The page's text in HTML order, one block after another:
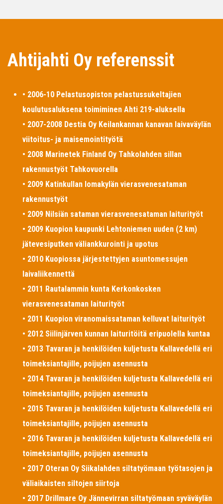
Ahtijahti Oy referenssit
• 2006-10 Pelastusopiston pelastussukeltajien
koulutusaluksena toimiminen Ahti 219-aluksella
• 2007-2008 Destia Oy Keilankannan kanavan laivaväylän
viitoitus- ja maisemointityötä
• 2008 Marinetek Finland Oy Tahkolahden sillan
rakennustyöt Tahkovuorella
• 2009 Katinkullan lomakylän vierasvenesataman
rakennustyöt
• 2009 Nilsiän sataman vierasvenesataman laiturityöt
• 2009 Kuopion kaupunki Lehtoniemen uuden (2 km)
jätevesiputken väliankkurointi ja upotus
• 2010 Kuopiossa järjestettyjen asuntomessujen
laivaliikennettä
• 2011 Rautalammin kunta Kerkonkosken
vierasvenesataman laiturityöt
• 2011 Kuopion viranomaissataman kelluvat laiturityöt
• 2012 Siilinjärven kunnan laituritöitä eripuolella kuntaa
• 2013 Tavaran ja henkilöiden kuljetusta Kallavedellä eri
toimeksiantajille, poijujen asennusta
• 2014 Tavaran ja henkilöiden kuljetusta Kallavedellä eri
toimeksiantajille, poijujen asennusta
• 2015 Tavaran ja henkilöiden kuljetusta Kallavedellä eri
toimeksiantajille, poijujen asennusta
• 2016 Tavaran ja henkilöiden kuljetusta Kallavedellä eri
toimeksiantajille, poijujen asennusta
• 2017 Oteran Oy Siikalahden siltatyömaan työtasojen ja
väliaikaisten siltojen siirtoja
• 2017 Drillmare Oy Jännevirran siltatyömaan syväväylän